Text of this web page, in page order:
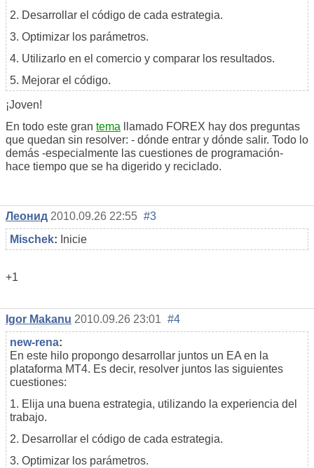
2. Desarrollar el código de cada estrategia.
3. Optimizar los parámetros.
4. Utilizarlo en el comercio y comparar los resultados.
5. Mejorar el código.
¡Joven!
En todo este gran tema llamado FOREX hay dos preguntas
que quedan sin resolver: - dónde entrar y dónde salir. Todo lo
demás -especialmente las cuestiones de programación-
hace tiempo que se ha digerido y reciclado.
Леонид 2010.09.26 22:55 #3
Mischek: Inicie
+1
Igor Makanu 2010.09.26 23:01 #4
new-rena:
En este hilo propongo desarrollar juntos un EA en la
plataforma MT4. Es decir, resolver juntos las siguientes
cuestiones:
1. Elija una buena estrategia, utilizando la experiencia del
trabajo.
2. Desarrollar el código de cada estrategia.
3. Optimizar los parámetros.